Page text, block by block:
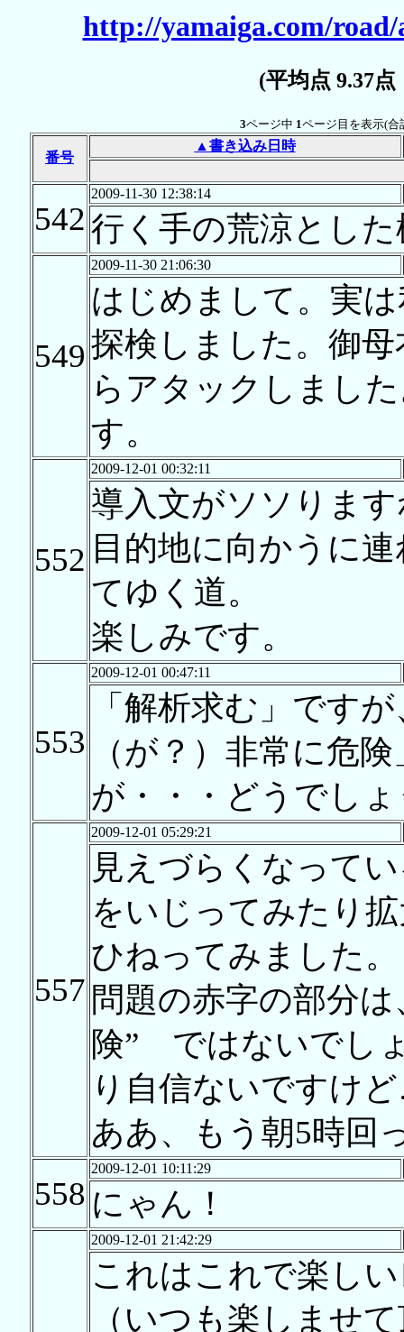
http://yamaiga.com/
(平均点 9.37
3ページ中 1ページ目を表示(合
番号
▲書き込み日時
542
2009-11-30 12:38:14
行く手の荒涼とし
549
2009-11-30 21:06:30
はじめまして。実
探検しました。御
らアタックしまし
す。
552
2009-12-01 00:32:11
導入文がソソりま
目的地に向かうに
てゆく道。
楽しみです。
553
2009-12-01 00:47:11
「解析求む」です
（が？）非常に危
が・・・どうでし
557
2009-12-01 05:29:21
見えづらくなって
をいじってみたり
ひねってみました。
問題の赤字の部分
険” ではないでし
り自信ないですけ
ああ、もう朝5時回
558
2009-12-01 10:11:29
にゃん！
2009-12-01 21:42:29
これはこれで楽し
（いつも楽しませ